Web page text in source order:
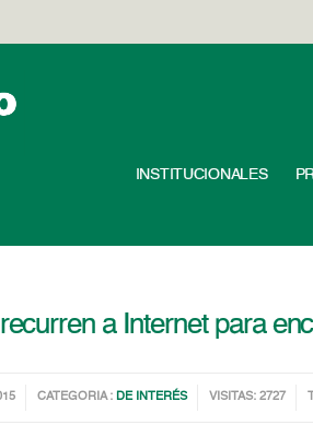
INSTITUCIONALES
a Internet para
CATEGORIA : DE INTERÉS VISITAS: 2727